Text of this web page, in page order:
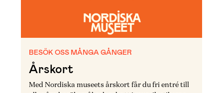
BESÖK OSS MÅNGA GÅNGER
Årskort
Med Nordiska museets årskort får du fri entré till